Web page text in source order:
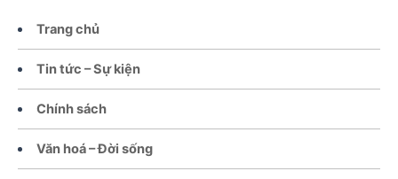
Trang chủ
Tin tức – Sự kiện
Chính sách
Văn hoá – Đời sống